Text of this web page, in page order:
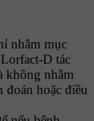
nhằm mục
D tác
không nhằm
đoán hoặc điều